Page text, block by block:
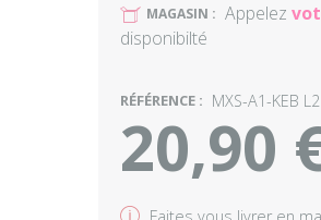
U MAGASIN : Appelez
disponibilté
RÉFÉRENCE : MXS-A1-KEB L2
20,90
v